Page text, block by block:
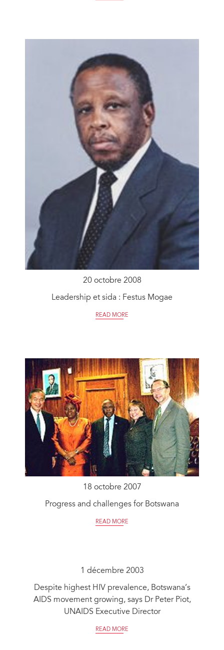
20 octobre 2008
Leadership et sida : Festus Mogae
READ MORE
18 octobre 2007
Progress and challenges for Botswana
READ MORE
1 décembre 2003
Despite highest HIV prevalence, Botswana’s
AIDS movement growing, says Dr Peter Piot,
UNAIDS Executive Director
READ MORE